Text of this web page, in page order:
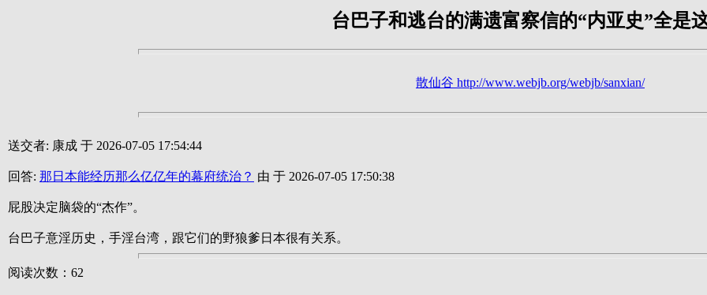
台巴子和逃台的满遗富察信的“内亚史”全是
散仙谷 http://www.webjb.org/webjb/sanxian/
送交者: 康成 于 2026-07-05 17:54:44
回答: 那日本能经历那么亿亿年的幕府统治？ 由 于 2026-07-05 17:50:38
屁股决定脑袋的“杰作”。
台巴子意淫历史，手淫台湾，跟它们的野狼爹日本很有关系。
阅读次数：62